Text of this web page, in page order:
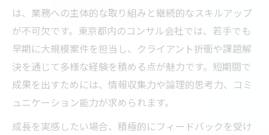
は、業務への主体的な取り組みと継続的なスキルアップ
が不可欠です。東京都内のコンサル会社では、若手でも
早期に大規模案件を担当し、クライアント折衝や課題解
決を通じて多様な経験を積める点が魅力です。短期間で
成果を出すためには、情報収集力や論理的思考力、コミ
ュニケーション能力が求められます。
成長を実感したい場合、積極的にフィードバックを受け